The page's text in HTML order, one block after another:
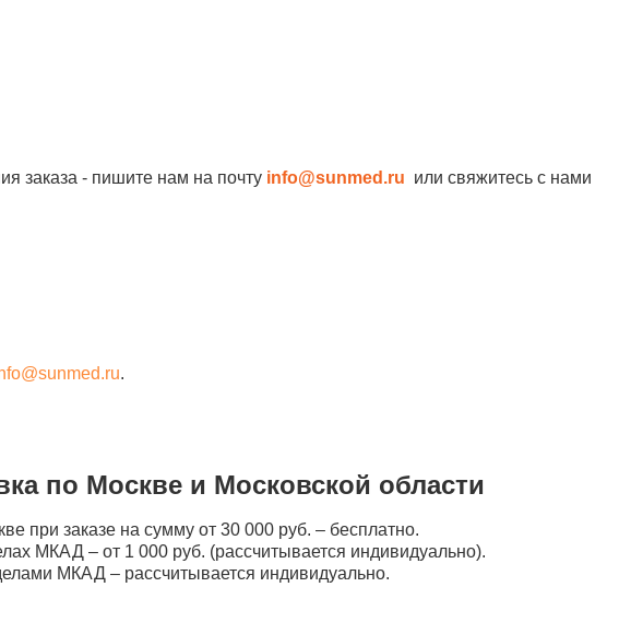
заказа - пишите нам на почту info@sunmed.ru или свяжитесь с нами
.
по Москве и Московской области
при заказе на сумму от 30 000 руб. – бесплатно.
МКАД – от 1 000 руб. (рассчитывается индивидуально).
МКАД – рассчитывается индивидуально.